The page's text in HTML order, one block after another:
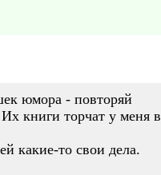
юмора - повторяй
книги торчат у меня в
какие-то свои дела.